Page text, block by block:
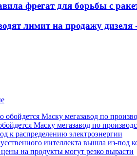
фрегат для борьбы с
лимит на продажу
Маску мегазавод по
к распределению электроэнергии
интеллекта вышла из-под
на продукты могут резко вырасти